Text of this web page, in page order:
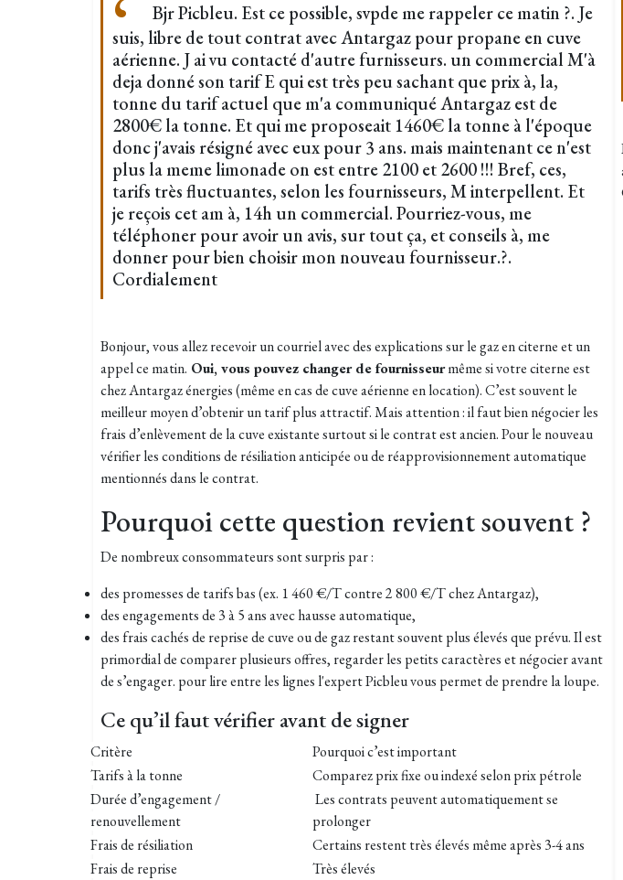
Bjr Picbleu. Est ce possible, svpde me rappeler ce matin ?. Je
suis, libre de tout contrat avec Antargaz pour propane en cuve
aérienne. J ai vu contacté d'autre furnisseurs. un commercial M'à
deja donné son tarif E qui est très peu sachant que prix à, la,
tonne du tarif actuel que m'a communiqué Antargaz est de
2800€ la tonne. Et qui me proposeait 1460€ la tonne à l'époque
donc j'avais résigné avec eux pour 3 ans. mais maintenant ce n'est
plus la meme limonade on est entre 2100 et 2600 !!! Bref, ces,
tarifs très fluctuantes, selon les fournisseurs, M interpellent. Et
je reçois cet am à, 14h un commercial. Pourriez-vous, me
téléphoner pour avoir un avis, sur tout ça, et conseils à, me
donner pour bien choisir mon nouveau fournisseur.?.
Cordialement
Bonjour, vous allez recevoir un courriel avec des explications sur le gaz en citerne et un
appel ce matin. Oui, vous pouvez changer de fournisseurmême si votre citerne est
chez Antargaz énergies (même en cas de cuve aérienne en location). C’est souvent le
meilleur moyen d’obtenir un tarif plus attractif. Mais attention : il faut bien négocier les
frais d’enlèvement de la cuve existante surtout si le contrat est ancien. Pour le nouveau
vérifier les conditions de résiliation anticipée ou de réapprovisionnement automatique
mentionnés dans le contrat.
Pourquoi cette question revient souvent ?
De nombreux consommateurs sont surpris par :
des promesses de tarifs bas (ex. 1 460 €/T contre 2 800 €/T chez Antargaz),
des engagements de 3 à 5 ans avec hausse automatique,
des frais cachés de reprise de cuve ou de gaz restant souvent plus élevés que prévu. Il est
primordial de comparer plusieurs offres, regarder les petits caractères et négocier avant
de s’engager. pour lire entre les lignes l'expert Picbleu vous permet de prendre la loupe.
Ce qu’il faut vérifier avant de signer
Critère
Pourquoi c’est important
Tarifs à la tonne
Comparez prix fixe ou indexé selon prix pétrole
Durée d’engagement /
renouvellement
Les contrats peuvent automatiquement se
prolonger
Frais de résiliation
Certains restent très élevés même après 3-4 ans
Frais de reprise
Très élevés